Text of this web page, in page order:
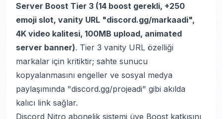
Server Boost Tier 3 (14 boost gerekli, +250
emoji slot, vanity URL "discord.gg/markaadi",
4K video kalitesi, 100MB upload, animated
server banner). Tier 3 vanity URL özelliği
markalar için kritiktir; sahte sunucu
kopyalanmasını engeller ve sosyal medya
paylaşımında "discord.gg/projeadi" gibi akılda
kalıcı link sağlar.
Discord Nitro abonelik sistemi üye Boost katkısını